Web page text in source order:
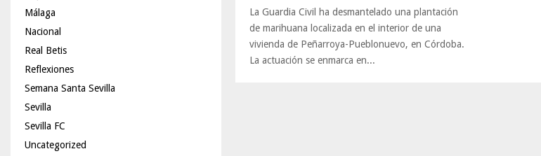
La Guardia Civil ha desmantelado una plantación
de marihuana localizada en el interior de una
vivienda de Peñarroya-Pueblonuevo, en Córdoba.
La actuación se enmarca en...
Málaga
Nacional
Real Betis
Reflexiones
Semana Santa Sevilla
Sevilla
Sevilla FC
Uncategorized